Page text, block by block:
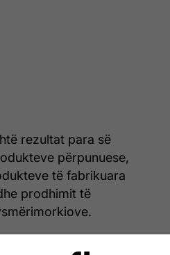
rezultat para së
përpunuese,
të fabrikuara
prodhimit të
energjia, për 18,1 %,